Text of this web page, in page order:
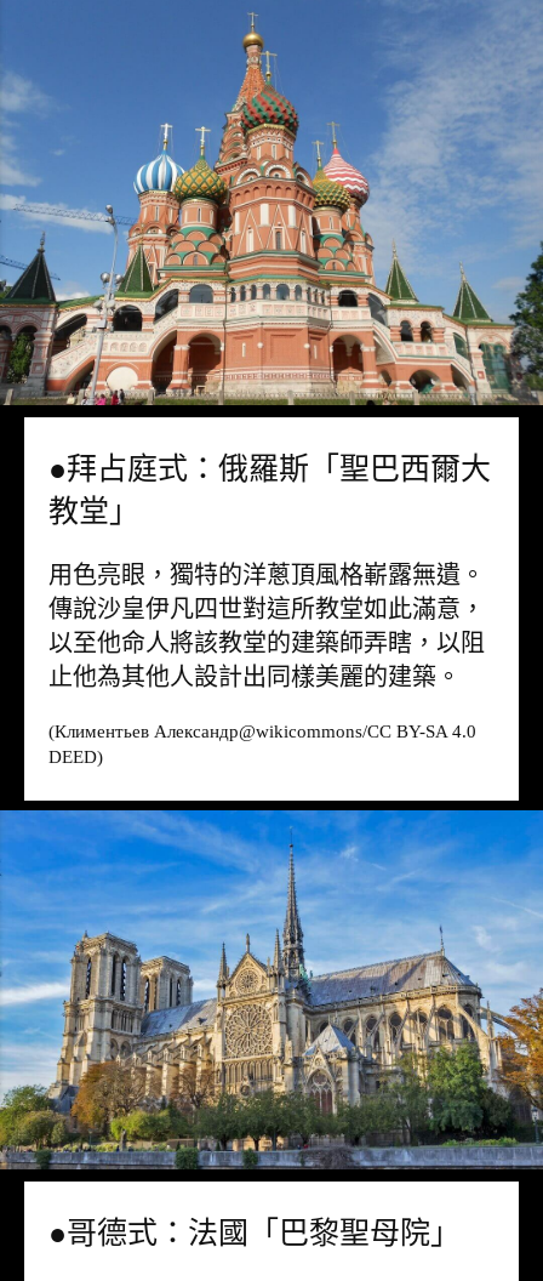
●拜占庭式：俄羅斯「聖巴西爾大
教堂」
用色亮眼，獨特的洋蔥頂風格嶄露無遺。
傳說沙皇伊凡四世對這所教堂如此滿意，
以至他命人將該教堂的建築師弄瞎，以阻
止他為其他人設計出同樣美麗的建築。
(Климентьев Александр@wikicommons/CC BY-SA 4.0
DEED)
●哥德式：法國「巴黎聖母院」